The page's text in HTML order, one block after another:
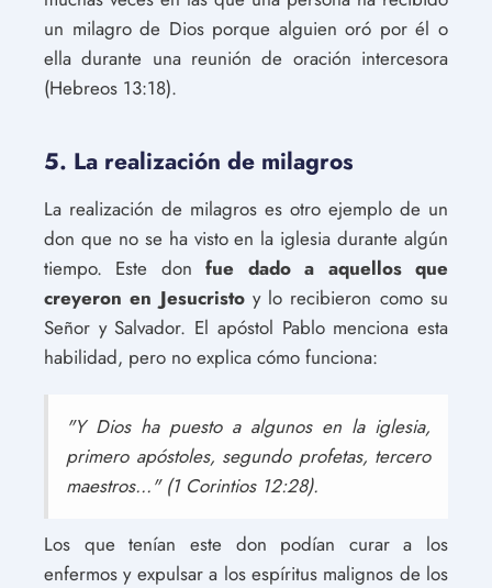
un milagro de Dios porque alguien oró por él o
ella durante una reunión de oración intercesora
(Hebreos 13:18).
5. La realización de milagros
La realización de milagros es otro ejemplo de un
don que no se ha visto en la iglesia durante algún
tiempo. Este donfue dado a aquellos que
creyeron en Jesucristoy lo recibieron como su
Señor y Salvador. El apóstol Pablo menciona esta
habilidad, pero no explica cómo funciona:
"Y Dios ha puesto a algunos en la iglesia,
primero apóstoles, segundo profetas, tercero
maestros..." (1 Corintios 12:28).
Los que tenían este don podían curar a los
enfermos y expulsar a los espíritus malignos de los